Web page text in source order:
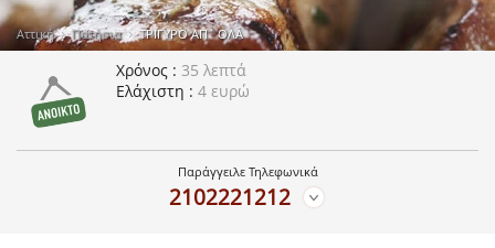
Αττική Πατήσια ΤΡΙΓΥΡΟ ΑΠ` ΟΛΑ
Χρόνος
35 λεπτά
Ελάχιστη
4 ευρώ
Παράγγειλε Τηλεφωνικά
2102221212